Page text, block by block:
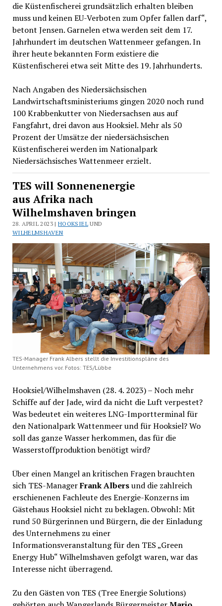
die Küstenfischerei grundsätzlich erhalten bleiben
muss und keinen EU-Verboten zum Opfer fallen darf“,
betont Jensen. Garnelen etwa werden seit dem 17.
Jahrhundert im deutschen Wattenmeer gefangen. In
ihrer heute bekannten Form existiere die
Küstenfischerei etwa seit Mitte des 19. Jahrhunderts.
Nach Angaben des Niedersächsischen
Landwirtschaftsministeriums gingen 2020 noch rund
100 Krabbenkutter von Niedersachsen aus auf
Fangfahrt, drei davon aus Hooksiel. Mehr als 50
Prozent der Umsätze der niedersächsischen
Küstenfischerei werden im Nationalpark
Niedersächsisches Wattenmeer erzielt.
TES will Sonnenenergie
aus Afrika nach
Wilhelmshaven bringen
28. APRIL 2023 |HOOKSIELUND
WILHELMSHAVEN
TES-Manager Frank Albers stellt die Investitionspläne des
Unternehmens vor. Fotos: TES/Lübbe
Hooksiel/Wilhelmshaven (28. 4. 2023) – Noch mehr
Schiffe auf der Jade, wird da nicht die Luft verpestet?
Was bedeutet ein weiteres LNG-Importterminal für
den Nationalpark Wattenmeer und für Hooksiel? Wo
soll das ganze Wasser herkommen, das für die
Wasserstoffproduktion benötigt wird?
Über einen Mangel an kritischen Fragen brauchten
sich TES-ManagerFrank Albersund die zahlreich
erschienenen Fachleute des Energie-Konzerns im
Gästehaus Hooksiel nicht zu beklagen. Obwohl: Mit
rund 50 Bürgerinnen und Bürgern, die der Einladung
des Unternehmens zu einer
Informationsveranstaltung für den TES „Green
Energy Hub“ Wilhelmshaven gefolgt waren, war das
Interesse nicht überragend.
Zu den Gästen von TES (Tree Energie Solutions)